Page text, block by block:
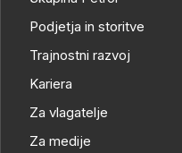
Podjetja in storitve
Trajnostni razvoj
Kariera
Za vlagatelje
Za medije